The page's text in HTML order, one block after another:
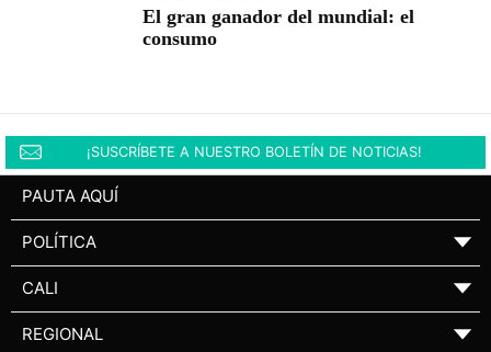
El gran ganador del mundial: el
consumo
¡SUSCRÍBETE A NUESTRO BOLETÍN DE NOTICIAS!
PAUTA AQUÍ
POLÍTICA ▼
CALI ▼
REGIONAL ▼